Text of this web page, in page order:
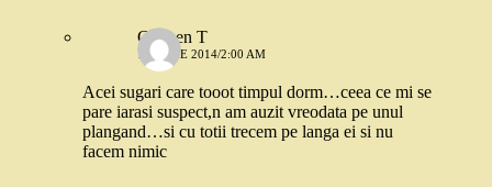
Carmen T
13 IUNIE 2014/2:00 AM
Acei sugari care tooot timpul dorm…ceea ce mi se
pare iarasi suspect,n am auzit vreodata pe unul
plangand…si cu totii trecem pe langa ei si nu
facem nimic